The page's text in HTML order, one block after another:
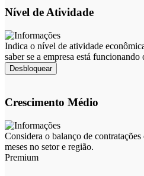
Nível de Atividade
Indica o nível de atividade
saber se a empresa está funcionando
Desbloquear
Crescimento Médio
Considera o balanço de
meses no setor e região.
Premium